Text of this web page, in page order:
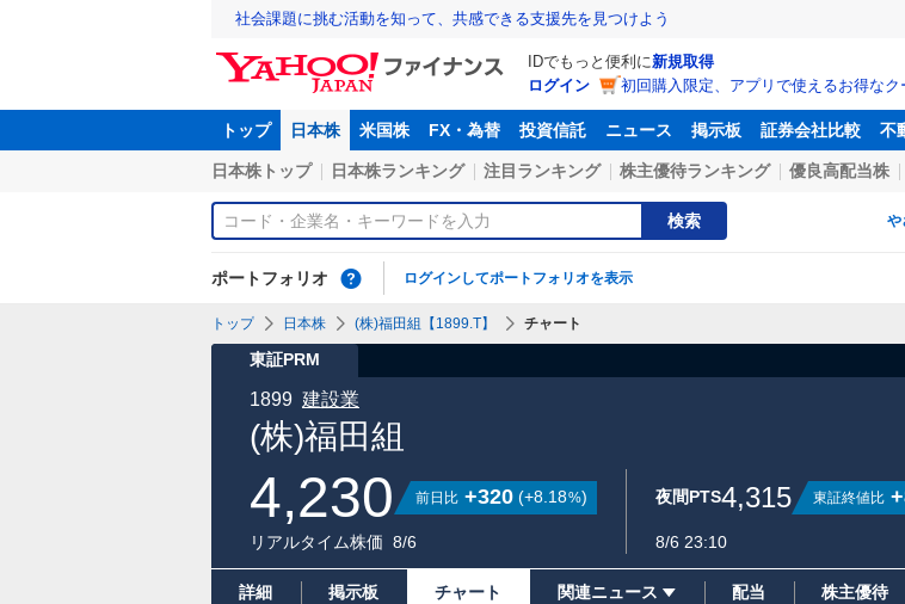
社会課題に挑む活動を知って、共感できる支援先を見つけよう
IDでもっと便利に新規取得
ログイン
初回購入限定、アプリで使えるお得なク
トップ 日本株 米国株 FX・為替 投資信託 ニュース 掲示板 証券会社比較 不
日本株トップ 日本株ランキング 注目ランキング 株主優待ランキング 優良高配当株
検索 や
ポートフォリオ ログインしてポートフォリオを表示
トップ 日本株 (株)福田組【1899.T】 チャート
東証PRM
(株)福田組
1899 建設業
4,230 前日比 +320 (+8.18%)
リアルタイム株価 8/6
夜間PTS4,315 東証終値比
8/6 23:10
詳細 掲示板 チャート 関連ニュース 配当 株主優待